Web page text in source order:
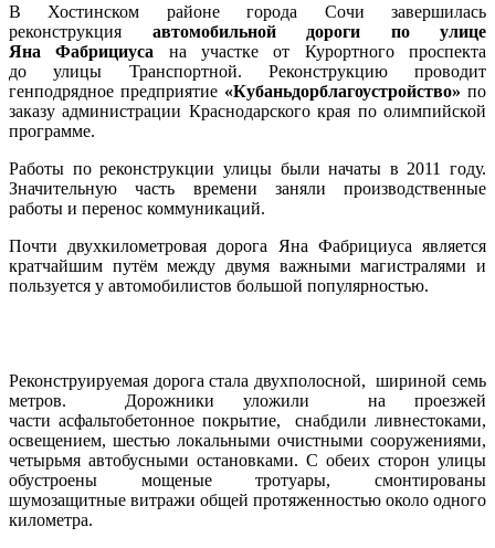
В Хостинском районе города Сочи завершилась
реконструкция автомобильной дороги по улице
Яна Фабрициуса на участке от Курортного проспекта
до улицы Транспортной. Реконструкцию проводит
генподрядное предприятие «Кубаньдорблагоустройство» по
заказу администрации Краснодарского края по олимпийской
программе.
Работы по реконструкции улицы были начаты в 2011 году.
Значительную часть времени заняли производственные
работы и перенос коммуникаций.
Почти двухкилометровая дорога Яна Фабрициуса является
кратчайшим путём между двумя важными магистралями и
пользуется у автомобилистов большой популярностью.
Реконструируемая дорога стала двухполосной, шириной семь
метров. Дорожники уложили на проезжей
части асфальтобетонное покрытие, снабдили ливнестоками,
освещением, шестью локальными очистными сооружениями,
четырьмя автобусными остановками. С обеих сторон улицы
обустроены мощеные тротуары, смонтированы
шумозащитные витражи общей протяженностью около одного
километра.